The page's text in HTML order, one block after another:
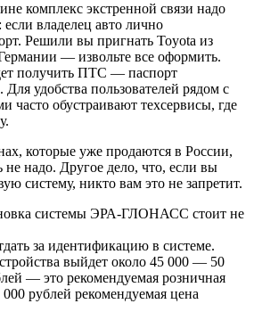
комплекс экстренной связи надо
владелец авто лично
Решили вы пригнать Toyota из
— извольте все оформить.
получить ПТС — паспорт
Для удобства пользователей рядом с
часто обустраивают техсервисы, где
которые уже продаются в России,
не надо. Другое дело, что, если вы
систему, никто вам это не запретит.
системы ЭРА-ГЛОНАСС стоит не
за идентификацию в системе.
выйдет около 45 000 — 50
— это рекомендуемая розничная
рублей рекомендуемая цена